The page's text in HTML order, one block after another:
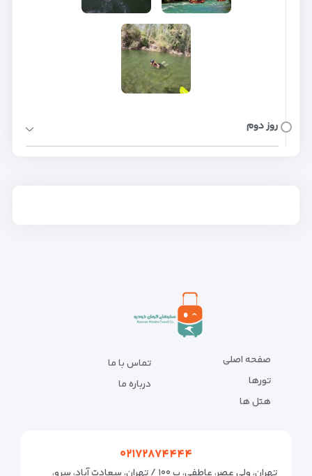
روز دوم
صفحه اصلی
تورها
هتل ها
تماس با ما
درباره ما
۰۲۱۷۲۸۷۴۴۴۴